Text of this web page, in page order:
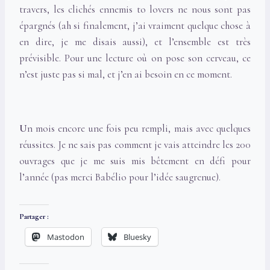
travers, les clichés ennemis to lovers ne nous sont pas
épargnés (ah si finalement, j’ai vraiment quelque chose à
en dire, je me disais aussi), et l’ensemble est très
prévisible. Pour une lecture où on pose son cerveau, ce
n’est juste pas si mal, et j’en ai besoin en ce moment.
Un mois encore une fois peu rempli, mais avec quelques
réussites. Je ne sais pas comment je vais atteindre les 200
ouvrages que je me suis mis bêtement en défi pour
l’année (pas merci Babélio pour l’idée saugrenue).
Partager :
Mastodon Bluesky